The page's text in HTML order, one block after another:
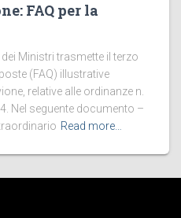
FAQ per la
Ministri trasmette il terzo
(FAQ) illustrative
relative alle ordinanze n.
Nel seguente documento –
Read more…